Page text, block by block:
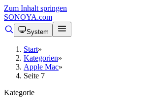
Zum Inhalt springen
SONOYA.com
System
Start»
Kategorien»
Apple Mac»
Seite 7
Kategorie